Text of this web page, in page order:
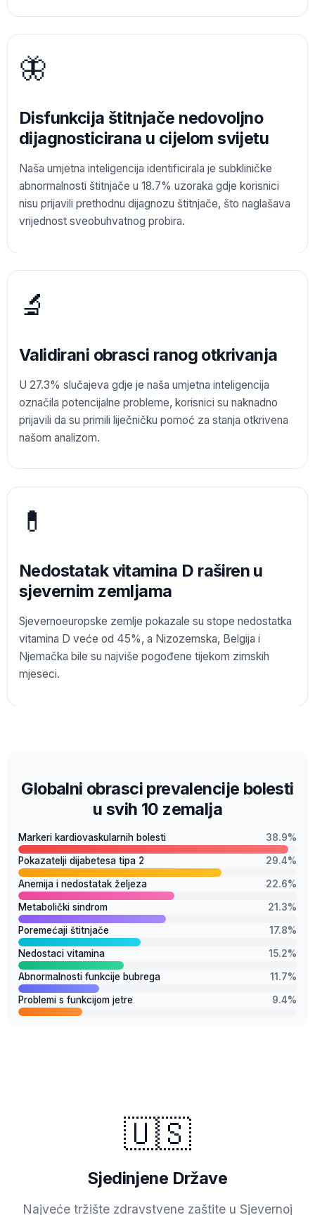
🦋
Disfunkcija štitnjače nedovoljno
dijagnosticirana u cijelom svijetu
Naša umjetna inteligencija identificirala je subkliničke
abnormalnosti štitnjače u 18.7% uzoraka gdje korisnici
nisu prijavili prethodnu dijagnozu štitnjače, što naglašava
vrijednost sveobuhvatnog probira.
🔬
Validirani obrasci ranog otkrivanja
U 27.3% slučajeva gdje je naša umjetna inteligencija
označila potencijalne probleme, korisnici su naknadno
prijavili da su primili liječničku pomoć za stanja otkrivena
našom analizom.
💊
Nedostatak vitamina D raširen u
sjevernim zemljama
Sjevernoeuropske zemlje pokazale su stope nedostatka
vitamina D veće od 45%, a Nizozemska, Belgija i
Njemačka bile su najviše pogođene tijekom zimskih
mjeseci.
Globalni obrasci prevalencije bolesti
u svih 10 zemalja
Markeri kardiovaskularnih bolesti 38.9%
Pokazatelji dijabetesa tipa 2 29.4%
Anemija i nedostatak željeza 22.6%
Metabolički sindrom 21.3%
Poremećaji štitnjače 17.8%
Nedostaci vitamina 15.2%
Abnormalnosti funkcije bubrega 11.7%
Problemi s funkcijom jetre 9.4%
🇺🇸
Sjedinjene Države
Najveće tržište zdravstvene zaštite u Sjevernoj